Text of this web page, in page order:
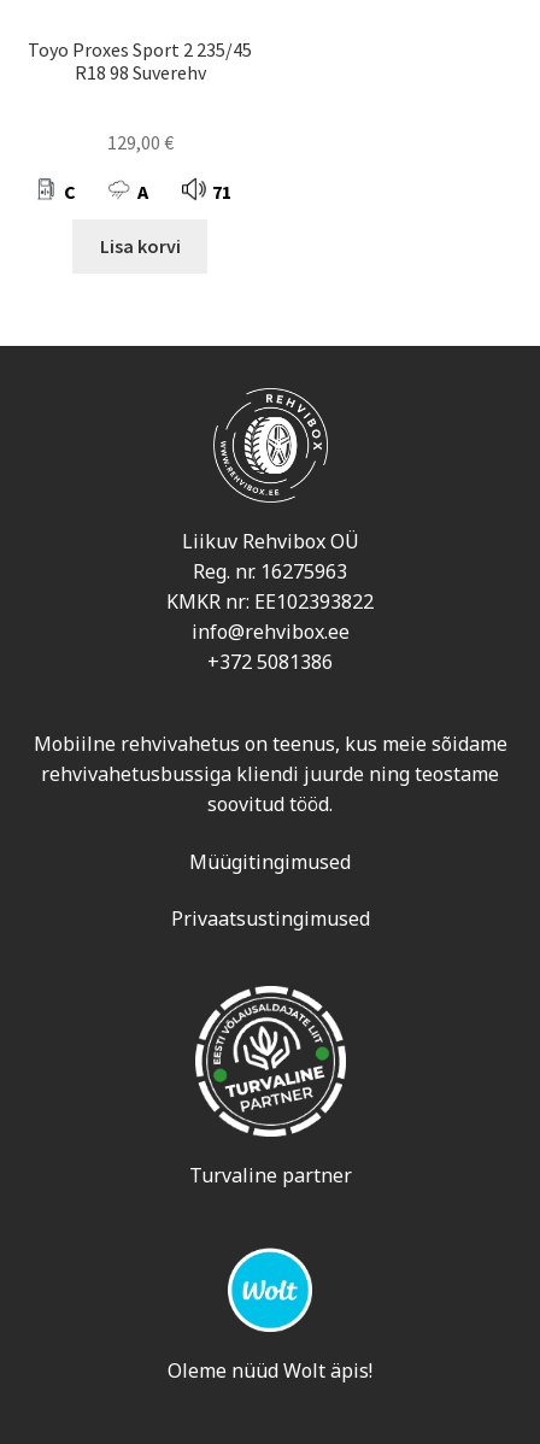
Toyo Proxes Sport 2 235/45
R18 98 Suverehv
129,00 €
C A 71
Lisa korvi
Liikuv Rehvibox OÜ
Reg. nr. 16275963
KMKR nr: EE102393822
info@rehvibox.ee
+372 5081386
Mobiilne rehvivahetus on teenus, kus meie sõidame
rehvivahetusbussiga kliendi juurde ning teostame
soovitud tööd.
Müügitingimused
Privaatsustingimused
Turvaline partner
Oleme nüüd Wolt äpis!